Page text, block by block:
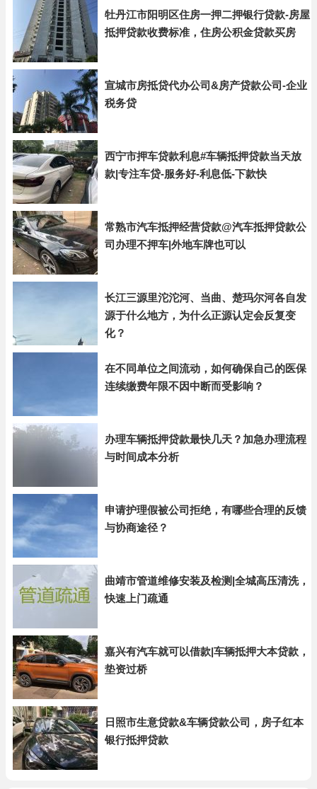
牡丹江市阳明区住房一押二押银行贷款-房屋
抵押贷款收费标准，住房公积金贷款买房
宣城市房抵贷代办公司&房产贷款公司-企业
税务贷
西宁市押车贷款利息#车辆抵押贷款当天放
款|专注车贷-服务好-利息低-下款快
常熟市汽车抵押经营贷款@汽车抵押贷款公
司办理不押车|外地车牌也可以
长江三源里沱沱河、当曲、楚玛尔河各自发
源于什么地方，为什么正源认定会反复变
化？
在不同单位之间流动，如何确保自己的医保
连续缴费年限不因中断而受影响？
办理车辆抵押贷款最快几天？加急办理流程
与时间成本分析
申请护理假被公司拒绝，有哪些合理的反馈
与协商途径？
曲靖市管道维修安装及检测|全城高压清洗，
快速上门疏通
嘉兴有汽车就可以借款|车辆抵押大本贷款，
垫资过桥
日照市生意贷款&车辆贷款公司，房子红本
银行抵押贷款